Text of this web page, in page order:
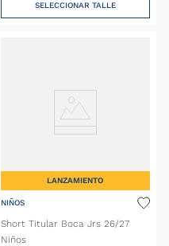
SELECCIONAR TALLE
LANZAMIENTO
NIÑOS
Short Titular Boca Jrs 26/27
Niños